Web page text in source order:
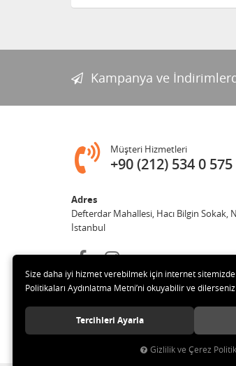
Kampanya ve
Müşteri Hizmetleri
+90 (212) 534 0 575
Adres
Defterdar Mahallesi, Hacı Bilgin
İstanbul
© 2018 MERCAN PROFESYONEL
Size daha iyi hizmet verebilmek için internet
Politikaları Aydınlatma Metni’ni okuyabilir ve
Tercihleri Ayarla
Gizlilik ve Çerez